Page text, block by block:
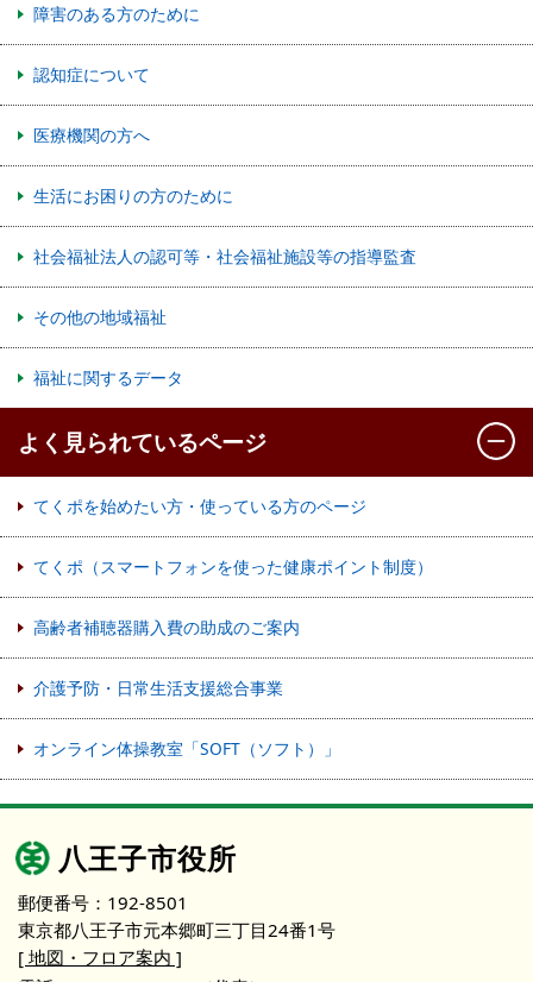
障害のある方のために
認知症について
医療機関の方へ
生活にお困りの方のために
社会福祉法人の認可等・社会福祉施設等の指導監査
その他の地域福祉
福祉に関するデータ
よく見られているページ
てくポを始めたい方・使っている方のページ
てくポ（スマートフォンを使った健康ポイント制度）
高齢者補聴器購入費の助成のご案内
介護予防・日常生活支援総合事業
オンライン体操教室「SOFT（ソフト）」
八王子市役所
郵便番号：192-8501
東京都八王子市元本郷町三丁目24番1号
[ 地図・フロア案内 ]